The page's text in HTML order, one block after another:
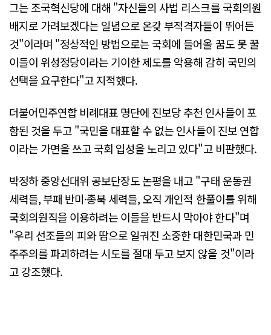
그는 조국혁신당에 대해 "자신들의 사법 리스크를 국회의원
배지로 가려보겠다는 일념으로 온갖 부적격자들이 뛰어든
것"이라며 "정상적인 방법으로는 국회에 들어올 꿈도 못 꿀
이들이 위성정당이라는 기이한 제도를 악용해 감히 국민의
선택을 요구한다"고 지적했다.
더불어민주연합 비례대표 명단에 진보당 추천 인사들이 포
함된 것을 두고 "국민을 대표할 수 없는 인사들이 진보 연합
이라는 가면을 쓰고 국회 입성을 노리고 있다"고 비판했다.
박정하 중앙선대위 공보단장도 논평을 내고 "구태 운동권
세력들, 부패 반미·종북 세력들, 오직 개인적 한풀이를 위해
국회의원직을 이용하려는 이들을 반드시 막아야 한다"며
"우리 선조들의 피와 땀으로 일궈진 소중한 대한민국과 민
주주의를 파괴하려는 시도를 절대 두고 보지 않을 것"이라
고 강조했다.